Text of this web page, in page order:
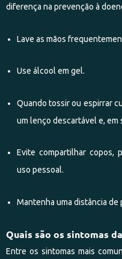
diferença na prevenção à
Lave as mãos
Use álcool em gel.
Quando tossir ou espirrar
um lenço descartável e, em
Evite compartilhar copos,
uso pessoal.
Mantenha uma distância de
Quais são os sintomas
Entre os sintomas mais